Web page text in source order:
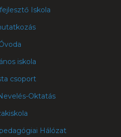
Iskola
iskola
csoport
Oktatás
Hálózat